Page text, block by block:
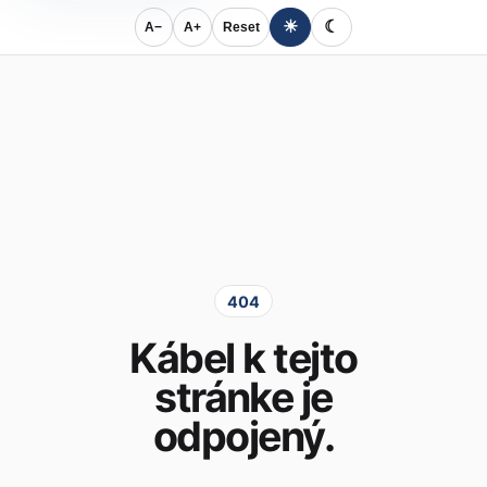
A− A+ Reset ☀ ☾
404
Kábel k tejto
stránke je
odpojený.